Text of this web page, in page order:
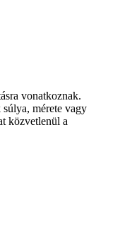
vonatkoznak.
mérete vagy
közvetlenül a